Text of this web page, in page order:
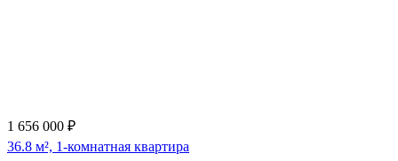
1 656 000 ₽
36.8 м², 1-комнатная квартира